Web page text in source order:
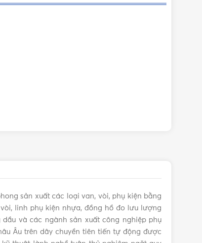
sản xuất các loại van, vòi, phụ kiện bằng
linh phụ kiện nhựa, đồng hồ đo lưu lượng
và các ngành sản xuất công nghiệp phụ
Âu trên dây chuyền tiên tiến tự động được